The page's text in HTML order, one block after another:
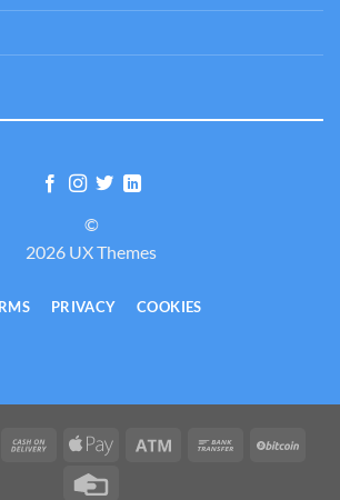
©
2026 UX Themes
PRIVACY COOKIES